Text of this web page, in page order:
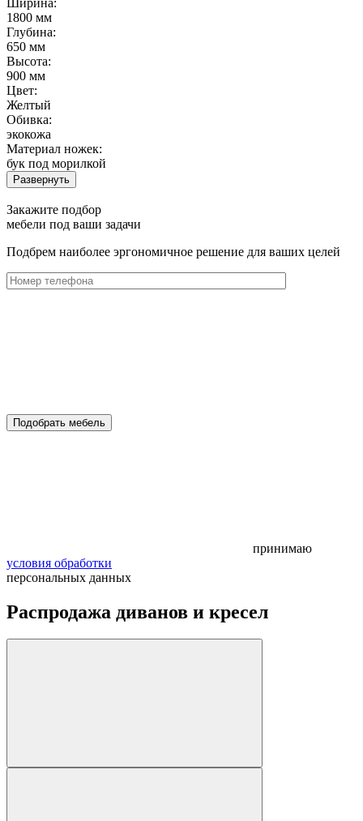
1800 мм
Глубина:
650 мм
Высота:
900 мм
Цвет:
Желтый
Обивка:
экокожа
Материал ножек:
бук под морилкой
Развернуть
Закажите подбор
мебели под ваши задачи
Подбрем наиболее эргономичное решение для ваших целей
Подобрать мебель
принимаю
условия обработки
персональных данных
Распродажа диванов и кресел